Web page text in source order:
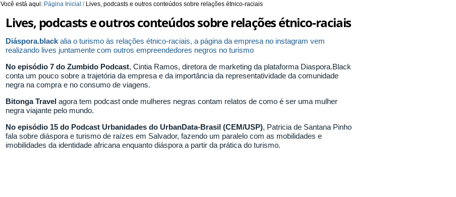
Você está aqui: Página Inicial / Lives, podcasts e outros conteúdos sobre relações étnico-raciais
Lives, podcasts e outros conteúdos sobre relações étnico-raciais
Diáspora.black alia o turismo às relações étnico-raciais, a página da empresa no instagram vem
realizando lives juntamente com outros empreendedores negros no turismo
No episódio 7 do Zumbido Podcast, Cintia Ramos, diretora de marketing da plataforma Diaspora.Black
conta um pouco sobre a trajetória da empresa e da importância da representatividade da comunidade
negra na compra e no consumo de viagens.
Bitonga Travel agora tem podcast onde mulheres negras contam relatos de como é ser uma mulher
negra viajante pelo mundo.
No episódio 15 do Podcast Urbanidades do UrbanData-Brasil (CEM/USP), Patricia de Santana Pinho
fala sobre diáspora e turismo de raízes em Salvador, fazendo um paralelo com as mobilidades e
imobilidades da identidade africana enquanto diáspora a partir da prática do turismo.